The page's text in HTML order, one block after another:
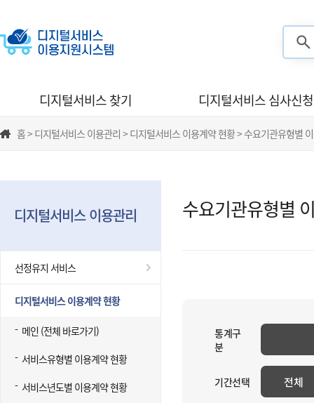
디지털서비스 찾기 디지털서비스 심사신청
홈 > 디지털서비스 이용관리 > 디지털서비스 이용계약 현황 > 수요기관유형별
디지털서비스 이용관리
선정유지 서비스
디지털서비스 이용계약 현황
메인 (전체 바로가기)
서비스유형별 이용계약 현황
서비스년도별 이용계약 현황
수요기관유형별
통계구
분
기간선택 전체